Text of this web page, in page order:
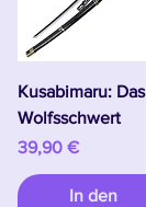
Kusabimaru: Das
Wolfsschwert
Preis
39,90 €
In den